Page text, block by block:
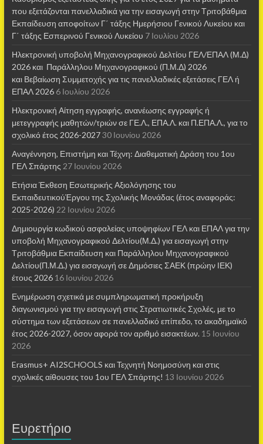
που εξετάζονται πανελλαδικά για την εισαγωγή στην Τριτοβάθμια
Εκπαίδευση αποφοίτων Γ΄ τάξης Ημερήσιου Γενικού Λυκείου και
Γ΄ τάξης Εσπερινού Γενικού Λυκείου 7 Ιουλίου 2026
Ηλεκτρονική υποβολή Μηχανογραφικού Δελτίου ΓΕΛ/ΕΠΑΛ (Μ.Δ)
2026 και Παράλληλου Μηχανογραφικού (Π.Μ.Δ) 2026
και Βεβαίωση Συμμετοχής για τις πανελλαδικές εξετάσεις ΓΕΛ ή
ΕΠΑΛ 2026 6 Ιουλίου 2026
Ηλεκτρονική Αίτηση εγγραφής, ανανέωσης εγγραφής ή
μετεγγραφής μαθητών/τριών σε ΓΕ.Λ., ΕΠΑ.Λ. και Π.ΕΠΑ.Λ., για το
σχολικό έτος 2026-202730 Ιουνίου 2026
Αναγέννηση, Επιστήμη και Τέχνη: Διαθεματική Δράση του 1ου
ΓΕΛ Σπάρτης 27 Ιουνίου 2026
Ετήσια Έκθεση Εσωτερικής Αξιολόγησης του
ΕκπαιδευτικούΈργου της Σχολικής Μονάδας (έτος αναφοράς:
2025-2026) 22 Ιουνίου 2026
Δημιουργία κωδικού ασφαλείας υποψηφίων ΓΕΛ και ΕΠΑΛ για την
υποβολή Μηχανογραφικού Δελτίου(Μ.Δ.) για εισαγωγή στην
Τριτοβάθμια Εκπαίδευση και Παράλληλου Μηχανογραφικού
Δελτίου(Π.Μ.Δ.) για εισαγωγή σε Δημόσιες ΣΑΕΚ (πρώην ΙΕΚ)
έτους 2026 16 Ιουνίου 2026
Ενημέρωση σχετικά με συμπληρωματική προκήρυξη
διαγωνισμού για την εισαγωγή στις Στρατιωτικές Σχολές, με το
σύστημα των εξετάσεων σε πανελλαδικό επίπεδο, το ακαδημαϊκό
έτος 2026-2027, όσον αφορά τον αριθμό εισακτέων. 15 Ιουνίου
2026
Erasmus+ AI2SCHOOLS και Τεχνητή Νοημοσύνη και στις
σχολικές αίθουσες τoυ 1ου ΓΕΛ Σπάρτης! 13 Ιουνίου 2026
Ευρετήριο